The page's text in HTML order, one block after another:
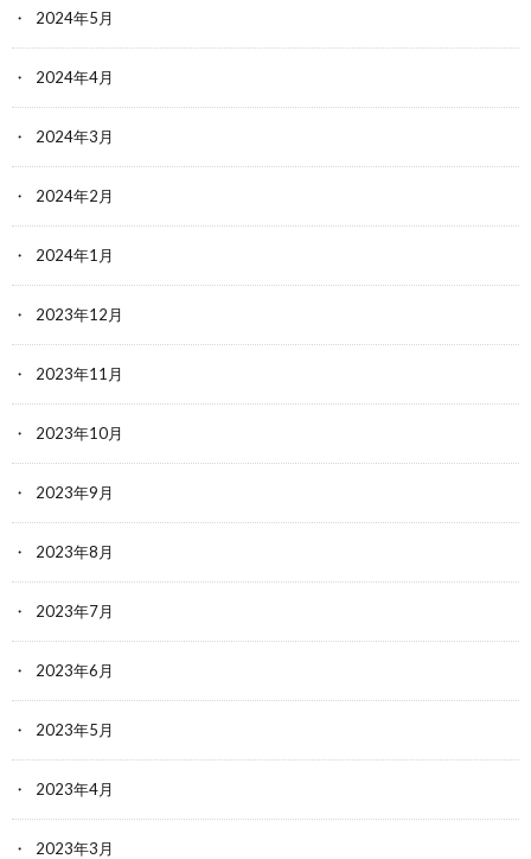
2024年5月
2024年4月
2024年3月
2024年2月
2024年1月
2023年12月
2023年11月
2023年10月
2023年9月
2023年8月
2023年7月
2023年6月
2023年5月
2023年4月
2023年3月